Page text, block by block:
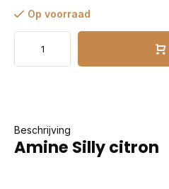
Op voorraad
Beschrijving
Amine Silly citron